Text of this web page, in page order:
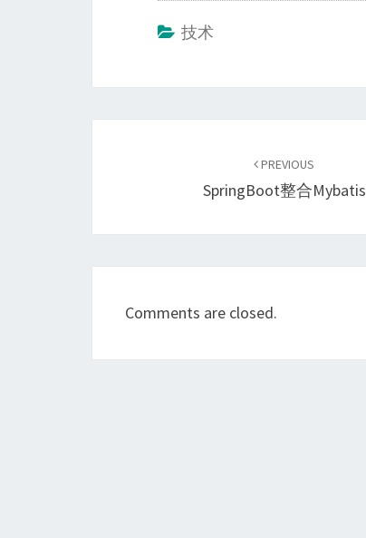
技术
PREVIOUS
SpringBoot整合Mybatis
Comments are closed.